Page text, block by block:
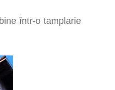
într-o tamplarie